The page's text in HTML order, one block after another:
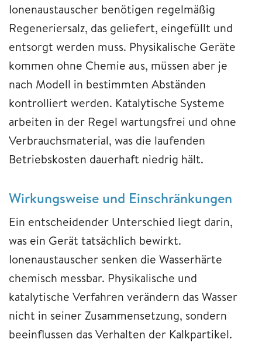
Ionenaustauscher benötigen regelmäßig
Regeneriersalz, das geliefert, eingefüllt und
entsorgt werden muss. Physikalische Geräte
kommen ohne Chemie aus, müssen aber je
nach Modell in bestimmten Abständen
kontrolliert werden. Katalytische Systeme
arbeiten in der Regel wartungsfrei und ohne
Verbrauchsmaterial, was die laufenden
Betriebskosten dauerhaft niedrig hält.
Wirkungsweise und Einschränkungen
Ein entscheidender Unterschied liegt darin,
was ein Gerät tatsächlich bewirkt.
Ionenaustauscher senken die Wasserhärte
chemisch messbar. Physikalische und
katalytische Verfahren verändern das Wasser
nicht in seiner Zusammensetzung, sondern
beeinflussen das Verhalten der Kalkpartikel.